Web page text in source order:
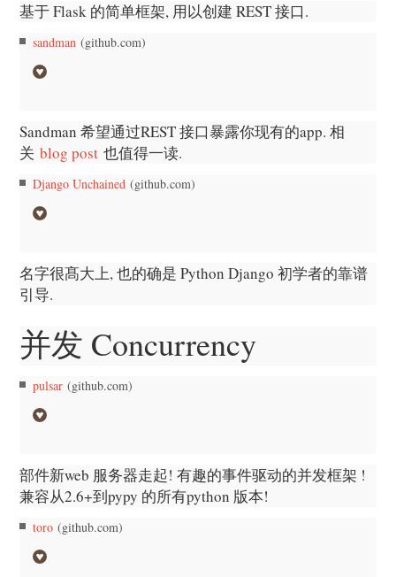
基于 Flask 的简单框架, 用以创建 REST 接口.
sandman (github.com)
Sandman 希望通过REST 接口暴露你现有的app. 相
关blog post 也值得一读.
Django Unchained (github.com)
名字很髙大上, 也的确是 Python Django 初学者的靠谱
引导.
并发 Concurrency
pulsar (github.com)
部件新web 服务器走起! 有趣的事件驱动的并发框架 !
兼容从2.6+到pypy 的所有python 版本!
toro (github.com)